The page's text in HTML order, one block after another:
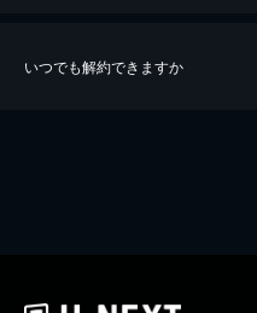
いつでも解約できますか